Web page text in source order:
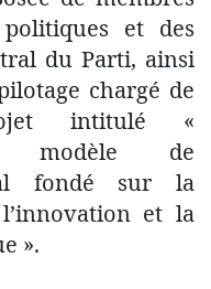
et des
du Parti, ainsi
chargé de
intitulé «
modèle de
fondé sur la
et la
».